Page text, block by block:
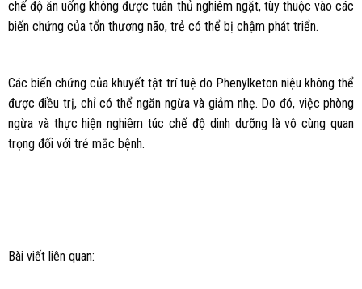
chế độ ăn uống không được tuân thủ nghiêm ngặt, tùy thuộc vào các
biến chứng của tổn thương não, trẻ có thể bị chậm phát triển.
Các biến chứng của khuyết tật trí tuệ do Phenylketon niệu không thể
được điều trị, chỉ có thể ngăn ngừa và giảm nhẹ. Do đó, việc phòng
ngừa và thực hiện nghiêm túc chế độ dinh dưỡng là vô cùng quan
trọng đối với trẻ mắc bệnh.
Bài viết liên quan: